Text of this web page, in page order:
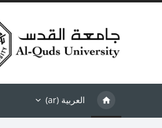
العربية ‎(ar)‎